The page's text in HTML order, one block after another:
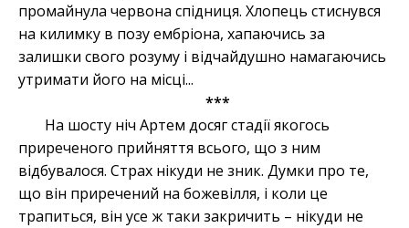
промайнула червона спідниця. Хлопець стиснувся
на килимку в позу ембріона, хапаючись за
залишки свого розуму і відчайдушно намагаючись
утримати його на місці...
***
На шосту ніч Артем досяг стадії якогось
приреченого прийняття всього, що з ним
відбувалося. Страх нікуди не зник. Думки про те,
що він приречений на божевілля, і коли це
трапиться, він усе ж таки закричить – нікуди не